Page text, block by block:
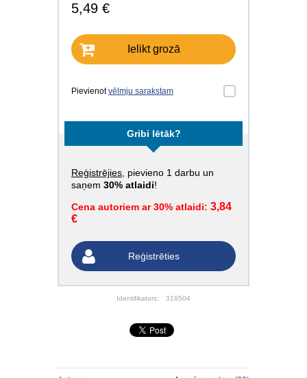
5,49 €
Ielikt grozā
Pievienotvēlmju sarakstam
Gribi lētāk?
Reģistrējies , pievieno 1 darbu un
saņem 30% atlaidi!
Cena autoriem ar 30% atlaidi: 3,84
€
Reģistrēties
Identifikators: 316504